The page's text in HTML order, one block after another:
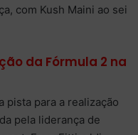
com Kush Maini ao sei
da Fórmula 2 na
pista para a realização
pela liderança de